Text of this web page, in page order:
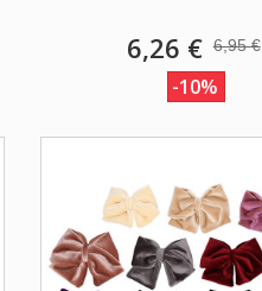
6,26 € 6,95 €
-10%